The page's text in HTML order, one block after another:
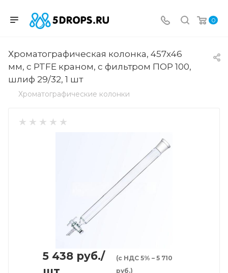
0
Хроматографическая колонка, 457х46
мм, с PTFE краном, с фильтром ПОР 100,
шлиф 29/32, 1 шт
Хроматографические колонки
5 438 руб./
(с НДС 5% – 5 710
руб.)